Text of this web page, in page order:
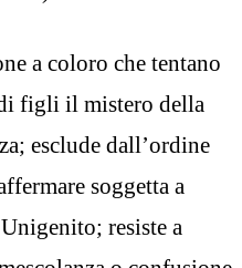
a coloro che tentano
figli il mistero della
esclude dall’ordine
soggetta a
resiste a